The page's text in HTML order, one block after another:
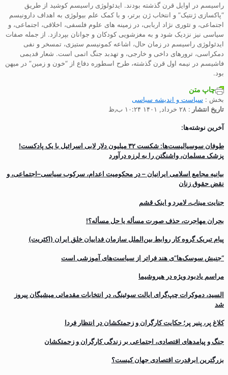
راسیسم در اوایل قرن گذشته بودند. ایدئولوژی راسیسم کوشید از طریق
“پاکسازی ژنتیک” و انتخاب ژن برتر، و با کمک علم بیولوژی به اهداف دارونیسم
اجتماعی، و تئوری نژاد اربابی، در زمینه های علوم فلسفی، اخلاقی، اجتماعی، و
سیاسی نیز نزدیک شود و به مغزشویی کودکان و جوانان بپردازد. از جمله صفات
ایدئولوژی راسیسم در زمان حال، اشاعه کمونیسم ستیزی، تمسخر و نفی
دمکراسی، ترورهای داخی و خارجی، و تهدبد جنگ اتمی است. شعار قدیمی
فاشیسم در نیمه اول قرن گذشته، طرح اسطوره دفاع از “خون و زمین” در میهن
بود.
چاپ متن
بخش : سیاست و انديشه سياسی
تاریخ انتشار : ۲۸ خرداد, ۱۴۰۱ ۱۰:۲۴ ب٫ظ
آخرین نوشته‌ها:
طوفان سوسیالیست‌ها: شکست ۳۲ میلیون دلار لابی اسرائیل با یک پادکست!
پزشک مسلمان، واشنگتن را به لرزه درآورد
بیانیه مجامع اسلامی ایرانیان – در محکومیت اعدام، سرکوب سیاسی–اجتماعی، و
نقض حقوق زنان
جنایت میناب، لامرد و اینک قشم
بحران مهاجرت‌، حذف صورت مسأله یا حل مسأله؟!
پیام تبریک گروه کار روابط بین‌الملل سازمان فداییان خلق ایران (اکثریت)
“جنبش سوسک‌ها”ی هند فراتر از سیاست‌های آموزشی است
مراسم یادبود ویژه در هیروشیما
السید، دموکرات چپ‌گرای ایالت سوئینگ، در انتخابات مقدماتی میشیگان پیروز
شد
کلاغ پر، پنیر پر؛ حکایت کارگران و زحمتکشان در انتظار فردا
جنگ و پیامدهای اقتصادی، اجتماعی بر زندگی کارگران و زحمتکشان
بزرگترین ابرقدرت اقتصادی جهان کیست؟